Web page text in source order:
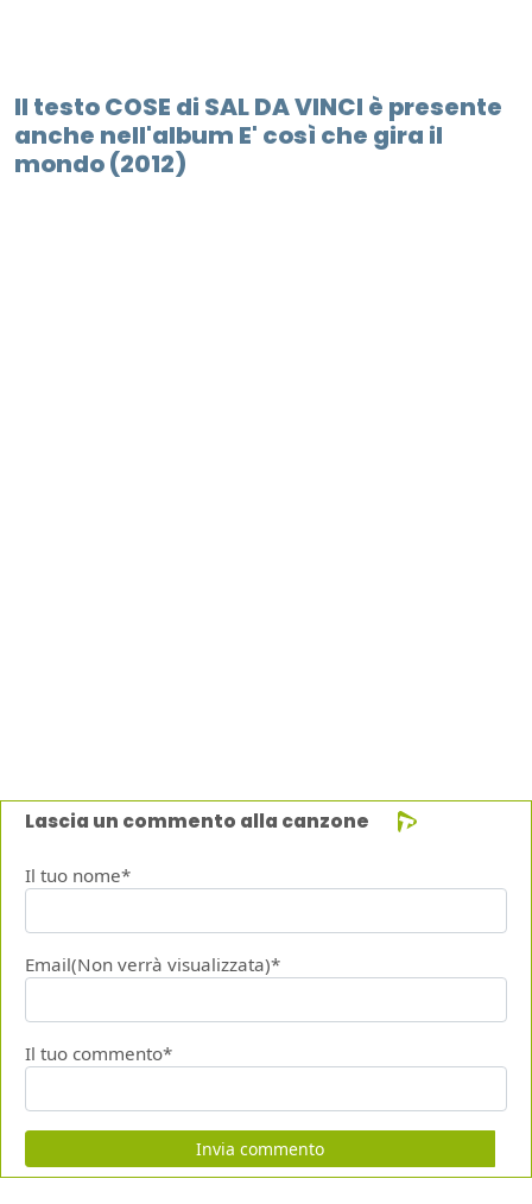
Il testo COSE di SAL DA VINCI è presente
anche nell'album E' così che gira il
mondo (2012)
Lascia un commento alla canzone
Il tuo nome*
Email(Non verrà visualizzata)*
Il tuo commento*
Invia commento